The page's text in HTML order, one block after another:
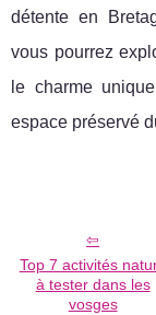
détente en
vous pourrez
le charme
espace préservé
Top 7 activités
à tester dans les
vosges